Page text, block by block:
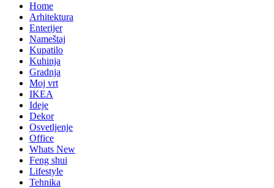
Home
Arhitektura
Enterijer
Nameštaj
Kupatilo
Kuhinja
Gradnja
Moj vrt
IKEA
Ideje
Dekor
Osvetljenje
Office
Whats New
Feng shui
Lifestyle
Tehnika